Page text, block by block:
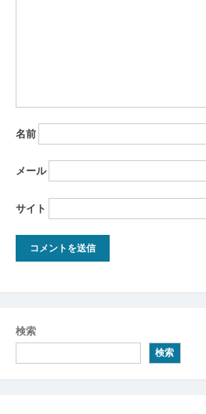
名前
メール
サイト
検索
検索